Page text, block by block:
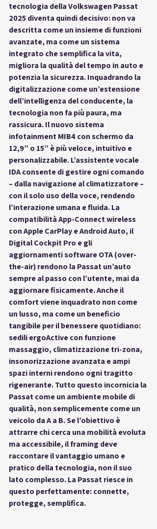
tecnologia della Volkswagen Passat
2025 diventa quindi decisivo: non va
descritta come un insieme di funzioni
avanzate, ma come un sistema
integrato che semplifica la vita,
migliora la qualità del tempo in auto e
potenzia la sicurezza. Inquadrando la
digitalizzazione come un’estensione
dell’intelligenza del conducente, la
tecnologia non fa più paura, ma
rassicura. Il nuovo sistema
infotainment MIB4 con schermo da
12,9” o 15” è più veloce, intuitivo e
personalizzabile. L’assistente vocale
IDA consente di gestire ogni comando
– dalla navigazione al climatizzatore –
con il solo uso della voce, rendendo
l’interazione umana e fluida. La
compatibilità App-Connect wireless
con Apple CarPlay e Android Auto, il
Digital Cockpit Pro e gli
aggiornamenti software OTA (over-
the-air) rendono la Passat un’auto
sempre al passo con l’utente, mai da
aggiornare fisicamente. Anche il
comfort viene inquadrato non come
un lusso, ma come un beneficio
tangibile per il benessere quotidiano:
sedili ergoActive con funzione
massaggio, climatizzazione tri-zona,
insonorizzazione avanzata e ampi
spazi interni rendono ogni tragitto
rigenerante. Tutto questo incornicia la
Passat come un ambiente mobile di
qualità, non semplicemente come un
veicolo da A a B. Se l’obiettivo è
attrarre chi cerca una mobilità evoluta
ma accessibile, il framing deve
raccontare il vantaggio umano e
pratico della tecnologia, non il suo
lato complesso. La Passat riesce in
questo perfettamente: connette,
protegge, semplifica.